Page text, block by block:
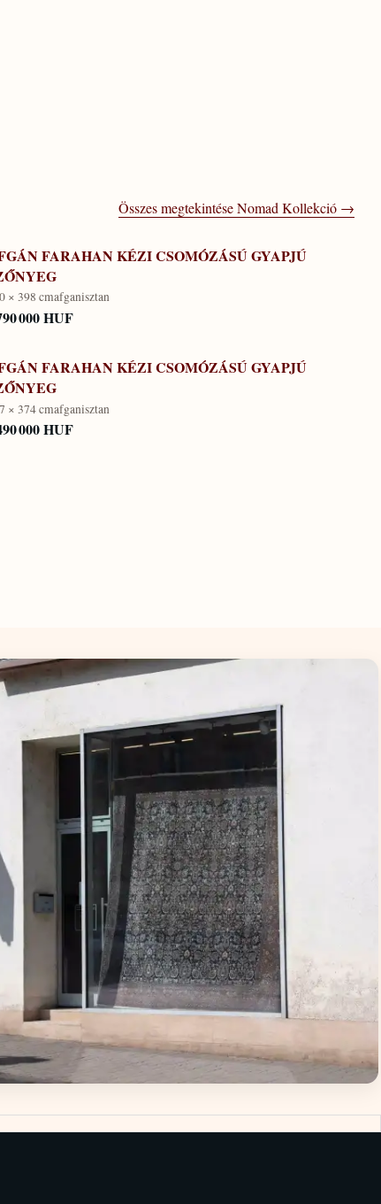
Összes megtekintése Nomad Kollekció →
FARAHAN KÉZI CSOMÓZÁSÚ GYAPJÚ
× 398 cmafganisztan
000 HUF
FARAHAN KÉZI CSOMÓZÁSÚ GYAPJÚ
× 374 cmafganisztan
000 HUF